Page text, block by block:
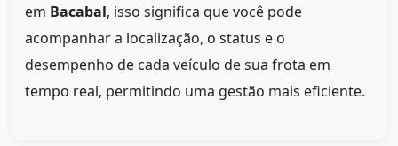
em Bacabal, isso significa que você pode
acompanhar a localização, o status e o
desempenho de cada veículo de sua frota em
tempo real, permitindo uma gestão mais eficiente.